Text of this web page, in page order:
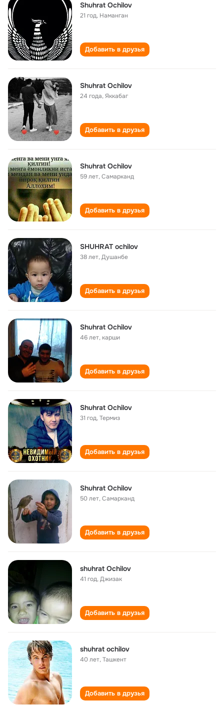
Shuhrat Ochilov
21 год, Наманган
Добавить в друзья
Shuhrat Ochilov
24 года,Яккабаг
Добавить в друзья
Shuhrat Ochilov
59 лет,Самарканд
Добавить в друзья
SHUHRAT ochilov
38 лет,Душанбе
Добавить в друзья
Shuhrat Ochilov
46 лет,карши
Добавить в друзья
Shuhrat Ochilov
31 год,Термиз
Добавить в друзья
Shuhrat Ochilov
50 лет,Самарканд
Добавить в друзья
shuhrat Ochilov
41 год,Джизак
Добавить в друзья
shuhrat ochilov
40 лет,Ташкент
Добавить в друзья